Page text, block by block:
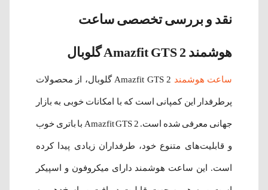
نقد و بررسی تخصصی ساعت
هوشمند Amazfit GTS 2 گلوبال
ساعت هوشمند Amazfit GTS 2 گلوبال، از محصولات
پرطرفدار این کمپانی است که با امکانات خوبی به بازار
جهانی معرفی شده است. Amazfit GTS 2 با باتری خوب
و قابلیت‌های متنوع خود، طرفداران زیادی پیدا کرده
است. این ساعت هوشمند دارای میکروفون و اسپیکر